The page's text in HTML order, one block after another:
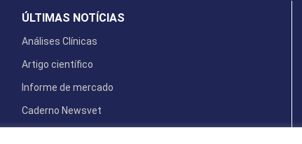
ÚLTIMAS NOTÍCIAS
Análises Clínicas
Artigo científico
Informe de mercado
Caderno Newsvet